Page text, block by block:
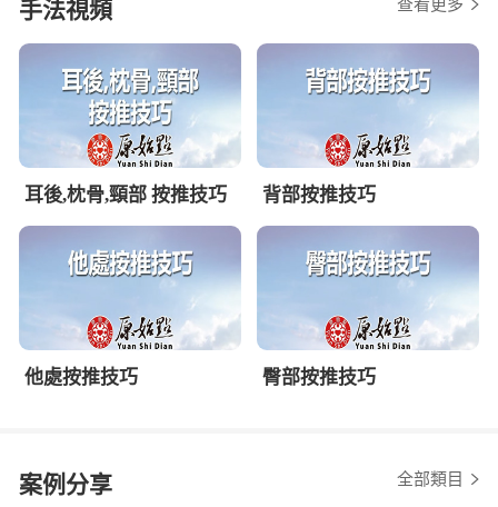
手法視頻 查看更多
耳後,枕骨,頸部 按推技巧 背部按推技巧
他處按推技巧 臀部按推技巧
案例分享 全部類目